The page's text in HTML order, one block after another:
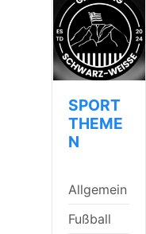
SPORT
THEME
N
Allgemein
Fußball